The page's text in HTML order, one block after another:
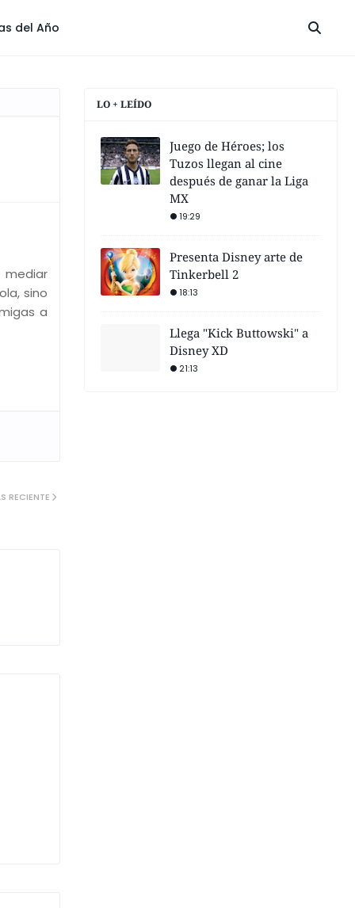
del Año
sino
a
RECIENTE
LO + LEÍDO
Juego de Héroes; los
Tuzos llegan al cine
después de ganar la Liga
MX
19:29
Presenta Disney arte de
Tinkerbell 2
18:13
Llega "Kick Buttowski" a
Disney XD
21:13